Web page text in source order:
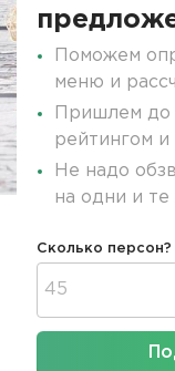
Поможем
меню и
Пришлем до
рейтингом и
Не надо
на одни и
Сколько персон?